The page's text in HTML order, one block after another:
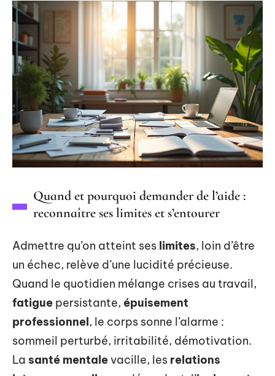
Quand et pourquoi demander de l’aide :
reconnaître ses limites et s’entourer
Admettre qu’on atteint ses limites, loin d’être
un échec, relève d’une lucidité précieuse.
Quand le quotidien mélange crises au travail,
fatigue persistante, épuisement
professionnel, le corps sonne l’alarme :
sommeil perturbé, irritabilité, démotivation.
La santé mentalevacille, les relations